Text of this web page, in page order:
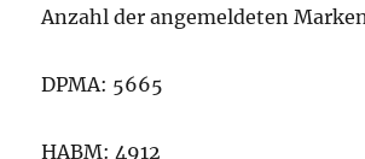
Anzahl der angemeldeten
DPMA: 5665
HABM: 4912